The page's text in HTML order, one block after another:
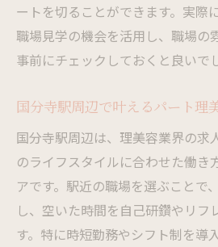
ートを切ることができます。実際
職場見学の機会を活用し、職場の
事前にチェックしておくと良いで
国分寺駅周辺で叶えるパート理
国分寺駅周辺は、理美容業界の求
のライフスタイルに合わせた働き
アです。駅近の職場を選ぶことで
し、空いた時間を自己研鑽やリフ
す。特に時短勤務やシフト制を導